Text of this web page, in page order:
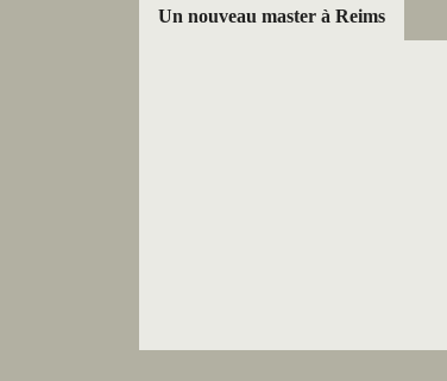
Un nouveau master à Reims